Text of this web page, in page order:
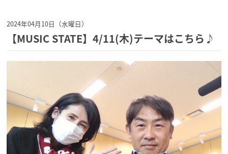
2024年04月10日（水曜日）
【MUSIC STATE】4/11(木)テーマはこちら♪